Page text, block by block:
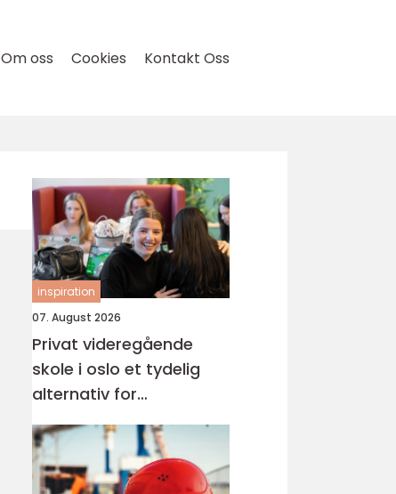
Om oss Cookies Kontakt Oss
inspiration
07. August 2026
Privat videregående
skole i oslo et tydelig
alternativ for
målrettede elever